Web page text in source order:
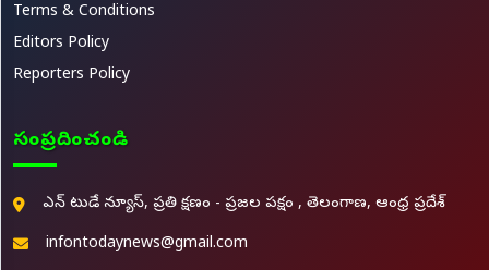
Terms & Conditions
Editors Policy
Reporters Policy
సంప్రదించండి
ఎన్ టుడే న్యూస్, ప్రతి క్షణం - ప్రజల పక్షం , తెలంగాణ, ఆంధ్ర ప్రదేశ్
infontodaynews@gmail.com